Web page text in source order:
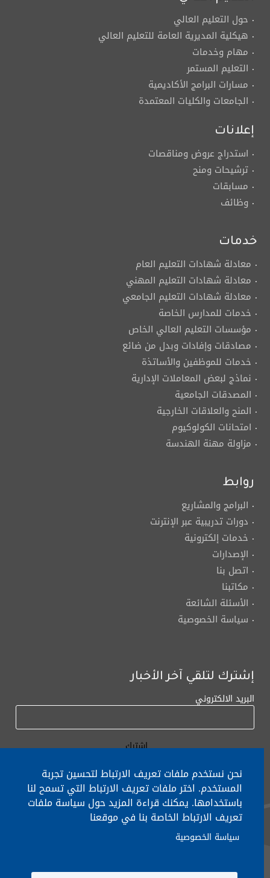
حول التعليم العالي
هيكلية المديرية العامة للتعليم العالي
مهام وخدمات
التعليم المستمر
مسارات البرامج الأكاديمية
الجامعات والكليات المعتمدة
إعلانات
استدراج عروض ومناقصات
ترشيحات ومنح
مسابقات
وظائف
خدمات
معادلة شهادات التعليم العام
معادلة شهادات التعليم المهني
معادلة شهادات التعليم الجامعي
خدمات للمدارس الخاصة
مؤسسات التعليم العالي الخاص
مصادقات وإفادات وبدل من ضائع
خدمات للموظفين والأساتذة
نماذج لبعض المعاملات الإدارية
المصدقات الجامعية
المنح والعلاقات الخارجية
امتحانات الكولوكيوم
مزاولة مهنة الهندسة
روابط
البرامج والمشاريع
دورات تدريبية عبر الإنترنت
خدمات إلكترونية
الإصدارات
اتصل بنا
مكاتبنا
الأسئلة الشائعة
سياسة الخصوصية
إشترك لتلقي آخر الأخبار
البريد الالكتروني
لأي إستفسار الإتصال على: ٠١/٧٧٢٠٠٠
نحن نستخدم ملفات تعريف الارتباط لتحسين تجربة
المستخدم. اختر ملفات تعريف الارتباط التي تسمح لنا
باستخدامها. يمكنك قراءة المزيد حول سياسة ملفات
تعريف الارتباط الخاصة بنا في موقعنا
سياسة الخصوصية